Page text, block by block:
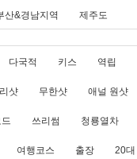
산&경남지역 제주도
다국적 키스 역립
샷 무한샷 애널 원샷
쓰리썸 청룡열차
여행코스 출장 20대